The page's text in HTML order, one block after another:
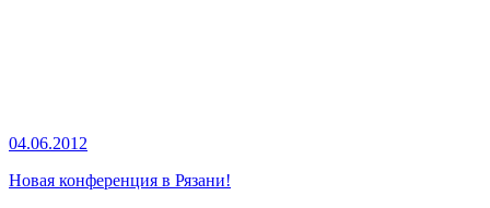
04.06.2012
Новая конференция в Рязани!